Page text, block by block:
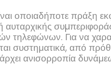
οποιαδήποτε πράξη
αυταρχικής
τηλεφώνων. Για να
συστηματικά, από
ανισορροπία